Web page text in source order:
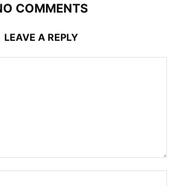
COMMENTS
LEAVE A REPLY